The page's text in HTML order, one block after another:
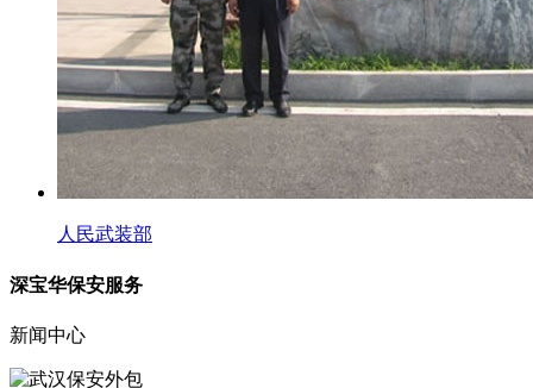
人民武装部
深宝华保安服务
新闻中心